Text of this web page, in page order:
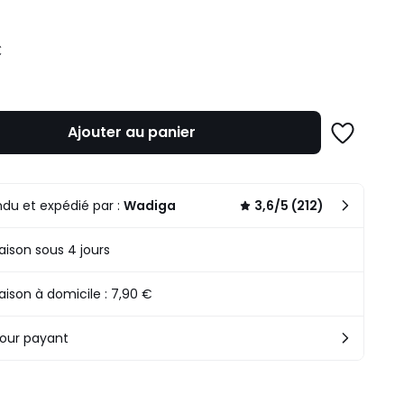
Ajouter au panier
Ajouter
et expédié par :Wadiga 3,6/5 (212)
sous 4 jours
à domicile : 7,90 €
payant